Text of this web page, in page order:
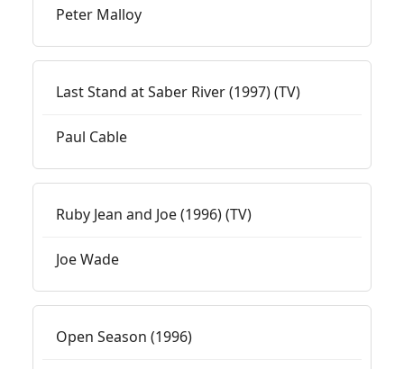
Peter Malloy
Last Stand at Saber River (1997) (TV)
Paul Cable
Ruby Jean and Joe (1996) (TV)
Joe Wade
Open Season (1996)